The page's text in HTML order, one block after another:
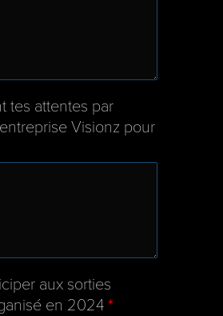
tes attentes par
Visionz pour
aux sorties
en 2024 *